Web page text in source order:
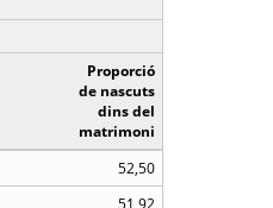
Proporció
de nascuts
dins del
matrimoni
52,50
51,92